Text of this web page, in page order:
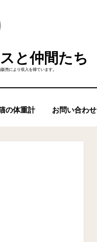
と仲間たち
売により収入を得ています。
の体重計 お問い合わせ